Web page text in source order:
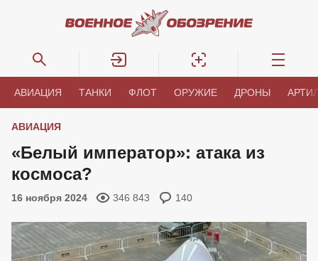
АВИАЦИЯ ТАНКИ ФЛОТ ОРУЖИЕ ДРОНЫ
АВИАЦИЯ
«Белый император»: атака из
космоса?
16 ноября 2024 346 843 140